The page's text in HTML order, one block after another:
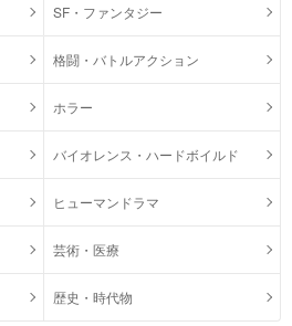
SF・ファンタジー
格闘・バトルアクション
ホラー
バイオレンス・ハードボイルド
ヒューマンドラマ
芸術・医療
歴史・時代物